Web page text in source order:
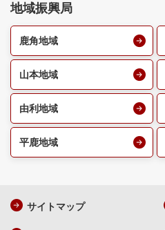
地域振興局
鹿角地域
山本地域
由利地域
平鹿地域
サイトマップ